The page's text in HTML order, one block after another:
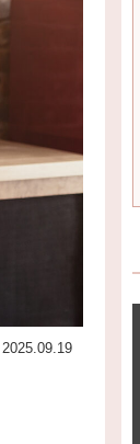
2025.09.19